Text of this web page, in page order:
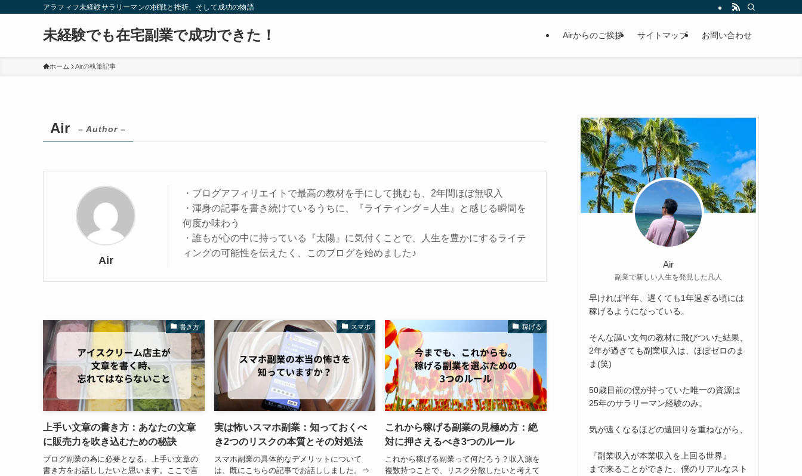
アラフィフ未経験サラリーマンの挑戦と挫折、そして成功の物語
未経験でも在宅副業で成功できた！ Airからのご挨拶 サイトマップ お問い合わせ
ホーム Airの執筆記事
Air – Author –
Air
・ブログアフィリエイトで最高の教材を手にして挑むも、2年間ほぼ無収入
・渾身の記事を書き続けているうちに、『ライティング＝人生』と感じる瞬間を
何度か味わう
・誰もが心の中に持っている『太陽』に気付くことで、人生を豊かにするライテ
ィングの可能性を伝えたく、このブログを始めました♪
書き方
上手い文章の書き方：あなたの文章
に販売力を吹き込むための秘訣
ブログ副業の為に必要となる、上手い文章の
書き方をお話ししたいと思います。ここで言
スマホ
実は怖いスマホ副業：知っておくべ
き2つのリスクの本質とその対処法
スマホ副業の具体的なデメリットについて
は、既にこちらの記事でお話ししました。⇒
稼げる
これから稼げる副業の見極め方：絶
対に押さえるべき3つのルール
これから稼げる副業って何だろう？収入源を
複数持つことで、リスク分散したいと考えて
Air
副業で新しい人生を発見した凡人
早ければ半年、遅くても1年過ぎる頃には
稼げるようになっている。
そんな謳い文句の教材に飛びついた結果、
2年が過ぎても副業収入は、ほぼゼロのま
ま(笑)
50歳目前の僕が持っていた唯一の資源は
25年のサラリーマン経験のみ。
気が遠くなるほどの遠回りを重ねながら、
『副業収入が本業収入を上回る世界』
まで来ることができた、僕のリアルなスト